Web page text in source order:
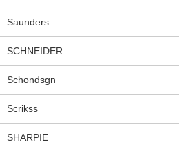
Saunders
SCHNEIDER
Schondsgn
Scrikss
SHARPIE